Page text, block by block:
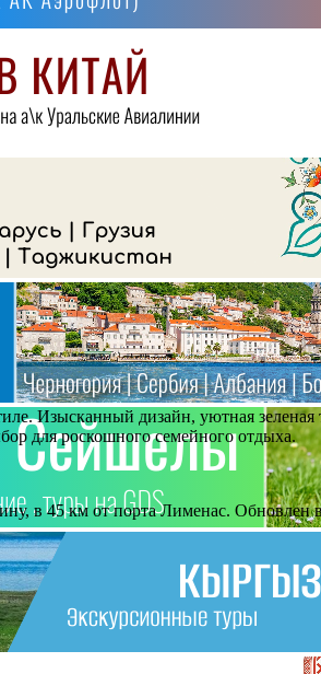
Изысканный дизайн, уютная
для роскошного семейного отдыха.
в 45 км от порта Лименас. Обновлен в